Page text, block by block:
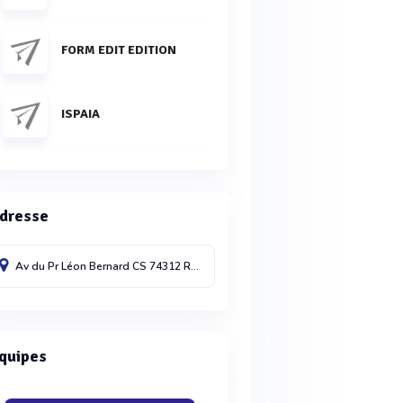
FORM EDIT EDITION
ISPAIA
Av du Pr Léon Bernard CS 74312Rennes cdx